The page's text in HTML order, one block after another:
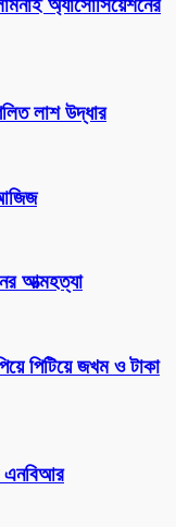
অ্যাসোসিয়েশনের
লাশ উদ্ধার
আত্মহত্যা
পিটিয়ে জখম ও টাকা
এনবিআর